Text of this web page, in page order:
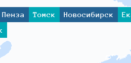
Пенза Томск Новосибирск